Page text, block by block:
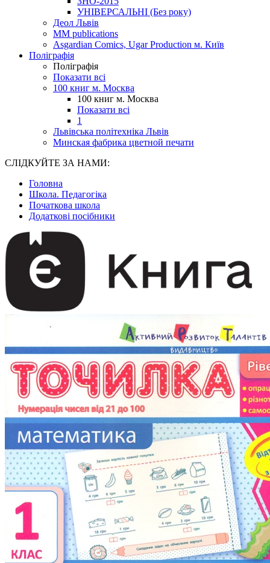
УНІВЕРСАЛЬНІ (Без року)
Деол Львів
MM publications
Asgardian Comics, Ugar Production м. Київ
Поліграфія
Поліграфія
Показати всі
100 книг м. Москва
100 книг м. Москва
Показати всі
1
Львівська політехніка Львів
Минская фабрика цветной печати
СЛІДКУЙТЕ ЗА НАМИ:
Головна
Школа. Педагогіка
Початкова школа
Додаткові посібники